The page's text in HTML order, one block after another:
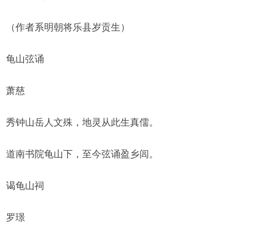
（作者系明朝将乐县岁贡生）
龟山弦诵
萧慈
秀钟山岳人文殊，地灵从此生真儒。
道南书院龟山下，至今弦诵盈乡闾。
谒龟山祠
罗璟